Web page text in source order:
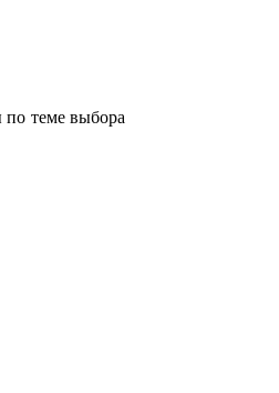
по теме выбора